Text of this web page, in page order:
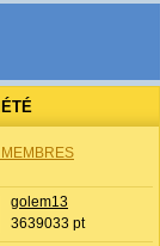
golem13
3639033 pt